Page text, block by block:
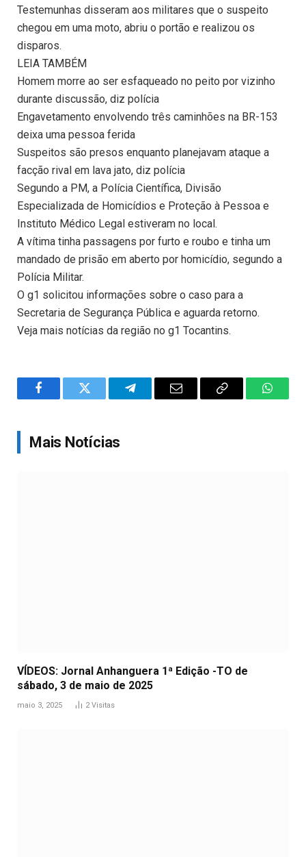
Testemunhas disseram aos militares que o suspeito
chegou em uma moto, abriu o portão e realizou os
disparos.
LEIA TAMBÉM
Homem morre ao ser esfaqueado no peito por vizinho
durante discussão, diz polícia
Engavetamento envolvendo três caminhões na BR-153
deixa uma pessoa ferida
Suspeitos são presos enquanto planejavam ataque a
facção rival em lava jato, diz polícia
Segundo a PM, a Polícia Científica, Divisão
Especializada de Homicídios e Proteção à Pessoa e
Instituto Médico Legal estiveram no local.
A vítima tinha passagens por furto e roubo e tinha um
mandado de prisão em aberto por homicídio, segundo a
Polícia Militar.
O g1 solicitou informações sobre o caso para a
Secretaria de Segurança Pública e aguarda retorno.
Veja mais notícias da região no g1 Tocantins.
FacebookTwitter TelegramEmail
Copy
Mais Notícias
VÍDEOS: Jornal Anhanguera 1ª Edição -TO de
sábado, 3 de maio de 2025
maio 3, 2025 2Visitas